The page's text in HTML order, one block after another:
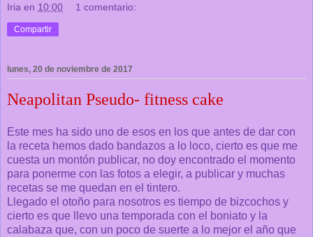
Iria en 10:00 1 comentario:
Compartir
lunes, 20 de noviembre de 2017
Neapolitan Pseudo- fitness cake
Este mes ha sido uno de esos en los que antes de dar con
la receta hemos dado bandazos a lo loco, cierto es que me
cuesta un montón publicar, no doy encontrado el momento
para ponerme con las fotos a elegir, a publicar y muchas
recetas se me quedan en el tintero.
Llegado el otoño para nosotros es tiempo de bizcochos y
cierto es que llevo una temporada con el boniato y la
calabaza que, con un poco de suerte a lo mejor el año que